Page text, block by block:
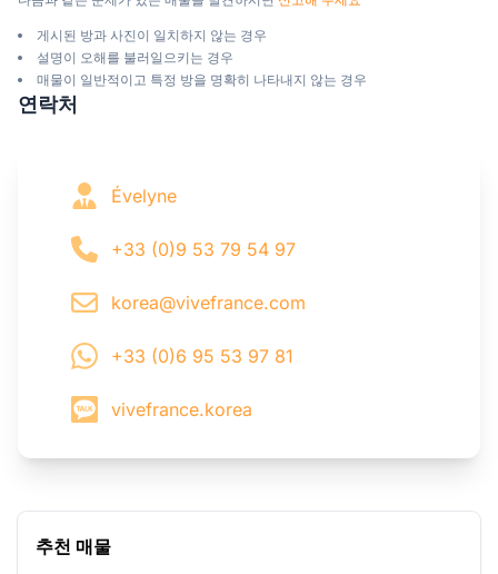
게시된 방과 사진이 일치하지 않는 경우
설명이 오해를 불러일으키는 경우
매물이 일반적이고 특정 방을 명확히 나타내지 않는 경우
연락처
Évelyne
+33 (0)9 53 79 54 97
korea@vivefrance.com
+33 (0)6 95 53 97 81
vivefrance.korea
추천 매물